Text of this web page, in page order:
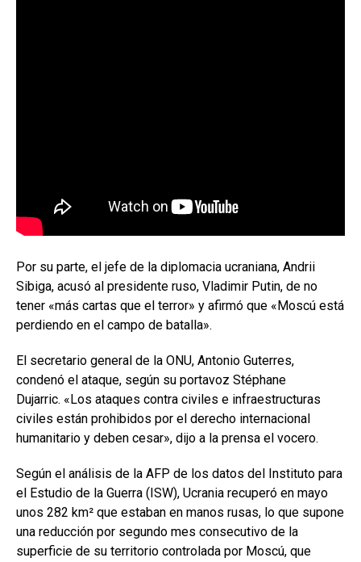
Por su parte, el jefe de la diplomacia ucraniana, Andrii
Sibiga, acusó al presidente ruso, Vladimir Putin, de no
tener «más cartas que el terror» y afirmó que «Moscú está
perdiendo en el campo de batalla».
El secretario general de la ONU, Antonio Guterres,
condenó el ataque, según su portavoz Stéphane
Dujarric. «Los ataques contra civiles e infraestructuras
civiles están prohibidos por el derecho internacional
humanitario y deben cesar», dijo a la prensa el vocero.
Según el análisis de la AFP de los datos del Instituto para
el Estudio de la Guerra (ISW), Ucrania recuperó en mayo
unos 282 km² que estaban en manos rusas, lo que supone
una reducción por segundo mes consecutivo de la
superficie de su territorio controlada por Moscú, que